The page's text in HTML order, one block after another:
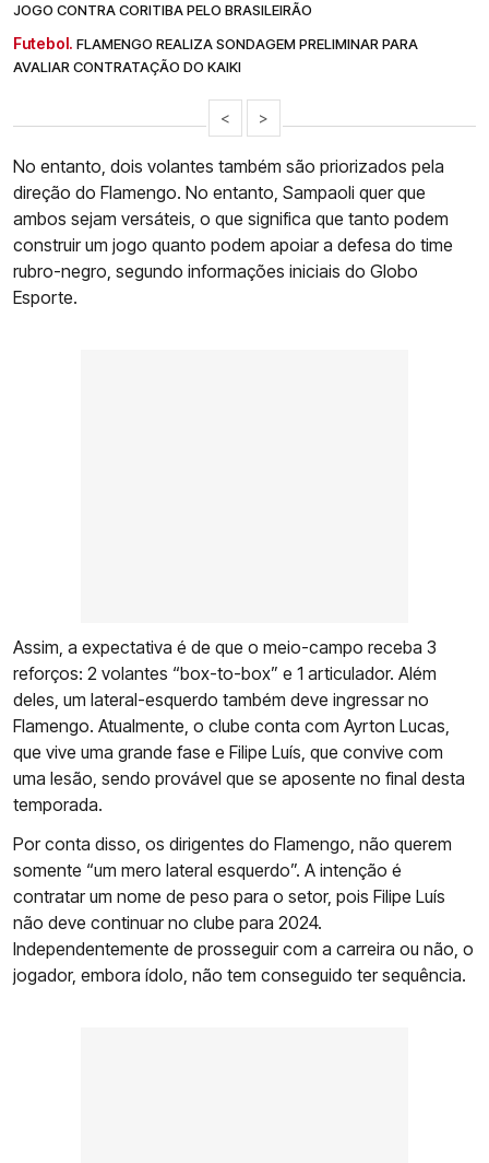
JOGO CONTRA CORITIBA PELO BRASILEIRÃO
Futebol. FLAMENGO REALIZA SONDAGEM PRELIMINAR PARA
AVALIAR CONTRATAÇÃO DO KAIKI
< >
No entanto, dois volantes também são priorizados pela
direção do Flamengo. No entanto, Sampaoli quer que
ambos sejam versáteis, o que significa que tanto podem
construir um jogo quanto podem apoiar a defesa do time
rubro-negro, segundo informações iniciais do Globo
Esporte.
Assim, a expectativa é de que o meio-campo receba 3
reforços: 2 volantes “box-to-box” e 1 articulador. Além
deles, um lateral-esquerdo também deve ingressar no
Flamengo. Atualmente, o clube conta com Ayrton Lucas,
que vive uma grande fase e Filipe Luís, que convive com
uma lesão, sendo provável que se aposente no final desta
temporada.
Por conta disso, os dirigentes do Flamengo, não querem
somente “um mero lateral esquerdo”. A intenção é
contratar um nome de peso para o setor, pois Filipe Luís
não deve continuar no clube para 2024.
Independentemente de prosseguir com a carreira ou não, o
jogador, embora ídolo, não tem conseguido ter sequência.